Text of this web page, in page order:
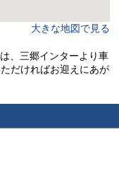
大きな地図で見る
、三郷インターより車
だければお迎えにあが